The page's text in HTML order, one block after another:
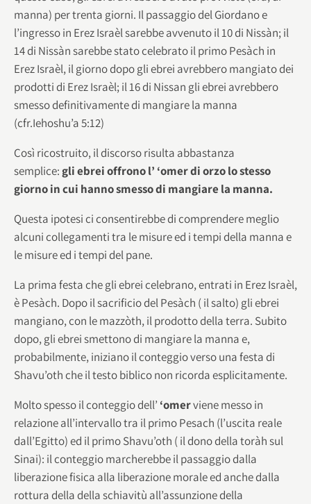
manna) per trenta giorni. Il passaggio del Giordano e
l’ingresso in Erez Israèl sarebbe avvenuto il 10 di Nissàn; il
14 di Nissàn sarebbe stato celebrato il primo Pesàch in
Erez Israèl, il giorno dopo gli ebrei avrebbero mangiato dei
prodotti di Erez Israèl; il 16 di Nissan gli ebrei avrebbero
smesso definitivamente di mangiare la manna
(cfr.Iehoshu’a 5:12)
Così ricostruito, il discorso risulta abbastanza
semplice: gli ebrei offrono l’ ‘omer di orzo lo stesso
giorno in cui hanno smesso di mangiare la manna.
Questa ipotesi ci consentirebbe di comprendere meglio
alcuni collegamenti tra le misure ed i tempi della manna e
le misure ed i tempi del pane.
La prima festa che gli ebrei celebrano, entrati in Erez Israèl,
è Pesàch. Dopo il sacrificio del Pesàch ( il salto) gli ebrei
mangiano, con le mazzòth, il prodotto della terra. Subito
dopo, gli ebrei smettono di mangiare la manna e,
probabilmente, iniziano il conteggio verso una festa di
Shavu’oth che il testo biblico non ricorda esplicitamente.
Molto spesso il conteggio dell’ ‘omerviene messo in
relazione all’intervallo tra il primo Pesach (l’uscita reale
dall’Egitto) ed il primo Shavu’oth ( il dono della toràh sul
Sinai): il conteggio marcherebbe il passaggio dalla
liberazione fisica alla liberazione morale ed anche dalla
rottura della della schiavitù all’assunzione della